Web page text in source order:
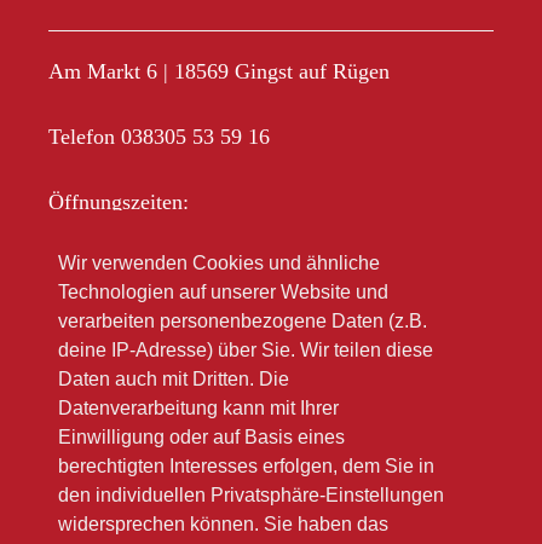
Am Markt 6 | 18569 Gingst auf Rügen
Telefon 038305 53 59 16
Öffnungszeiten:
Sa 10.00 – 12.00
Im Sommer oft länger
Bitte beachten Sie unsere Winteröffnungsszeiten
(link zu Google)
Wir verwenden Cookies und ähnliche
Technologien auf unserer Website und
verarbeiten personenbezogene Daten (z.B.
deine IP-Adresse) über Sie. Wir teilen diese
Daten auch mit Dritten. Die
Datenverarbeitung kann mit Ihrer
Einwilligung oder auf Basis eines
berechtigten Interesses erfolgen, dem Sie in
den individuellen Privatsphäre-Einstellungen
widersprechen können. Sie haben das